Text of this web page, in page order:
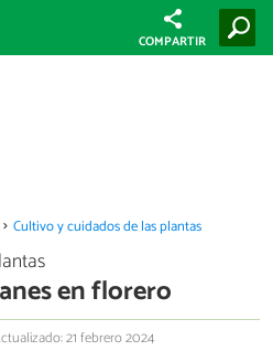
COMPARTIR
Cultivo y cuidados de las plantas
en florero
21 febrero 2024